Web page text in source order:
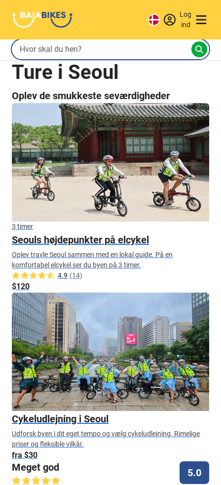
Log
ind
Ture i Seoul
Oplev de smukkeste seværdigheder
3 timer
Seouls højdepunkter på elcykel
Oplev travle Seoul sammen med en lokal guide. På en
komfortabel elcykel ser du byen på 3 timer.
4.9 (14)
$120
Cykeludlejning i Seoul
Udforsk byen i dit eget tempo og vælg cykeludlejning. Rimelige
priser og fleksible vilkår.
fra $30
Meget god 5.0